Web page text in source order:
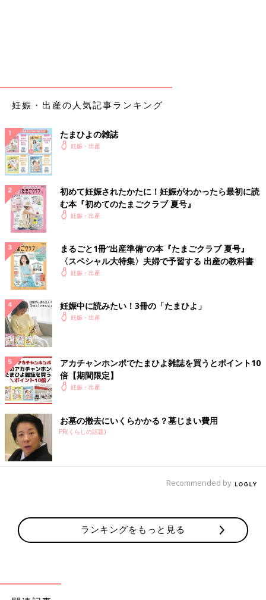
妊娠・出産の人気記事ランキング
たまひよの雑誌
妊娠・出産
初めて妊娠されたかたに！妊娠がわかったら最初に読
む本『初めてのたまごクラブ 夏号』
妊娠・出産
まるごと1冊“出産準備”の本『たまごクラブ 夏号』
〈スペシャル大特集〉夫婦で予習する 出産の教科書
妊娠・出産
妊娠中に読みたい！3冊の「たまひよ」
妊娠・出産
アカチャンホンポでたまひよ雑誌を買うとポイント10
倍【期間限定】
妊娠・出産
お墓の撤去にいくらかかる？墓じまい費用
PR(くらしの話題)
Recommended by
ランキングをもっと見る